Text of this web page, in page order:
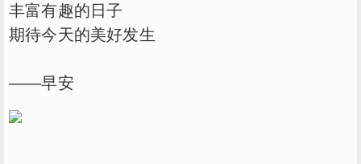
丰富有趣的日子
期待今天的美好发生
——早安